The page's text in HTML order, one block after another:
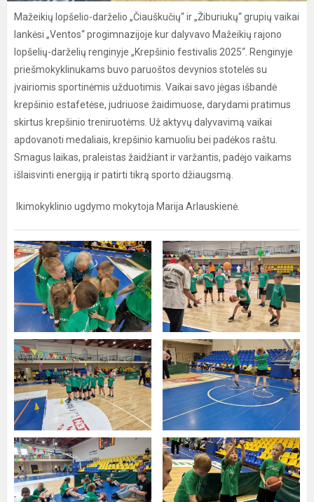
Mažeikių lopšelio-darželio „Čiauškučių“ ir „Žiburiukų“ grupių vaikai
lankėsi „Ventos“ progimnazijoje kur dalyvavo Mažeikių rajono
lopšelių-darželių renginyje „Krepšinio festivalis 2025“. Renginyje
priešmokyklinukams buvo paruoštos devynios stotelės su
įvairiomis sportinėmis užduotimis. Vaikai savo jėgas išbandė
krepšinio estafetėse, judriuose žaidimuose, darydami pratimus
skirtus krepšinio treniruotėms. Už aktyvų dalyvavimą vaikai
apdovanoti medaliais, krepšinio kamuoliu bei padėkos raštu.
Smagus laikas, praleistas žaidžiant ir varžantis, padėjo vaikams
išlaisvinti energiją ir patirti tikrą sporto džiaugsmą.
Ikimokyklinio ugdymo mokytoja Marija Arlauskienė.